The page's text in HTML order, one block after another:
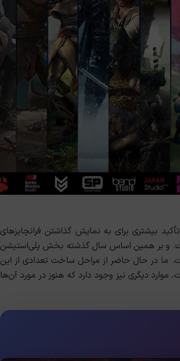
بیشتری برای به نمایش گذاشتن فرانچایز‌های
و بر همین اساس سال گذشته بخش پلی‌استیشن
ما در حال حاضر از مراحل ساخت تعدادی از این
موارد دیگری نیز وجود دارد که هنوز در مورد آن‌ها